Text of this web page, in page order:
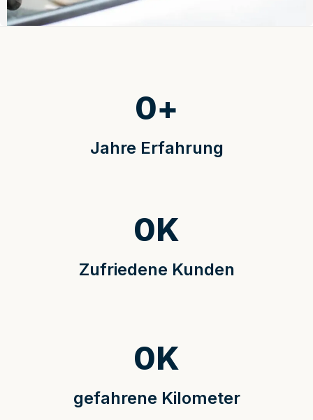
Jahre Erfahrung
0+
Zufriedene Kunden
0K
gefahrene Kilometer
0K